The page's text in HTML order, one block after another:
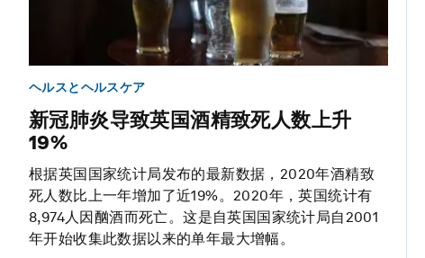
ヘルスとヘルスケア
新冠肺炎导致英国酒精致死人数上升
19%
根据英国国家统计局发布的最新数据，2020年酒精致
死人数比上一年增加了近19%。2020年，英国统计有
8,974人因酗酒而死亡。这是自英国国家统计局自2001
年开始收集此数据以来的单年最大增幅。